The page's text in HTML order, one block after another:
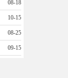
08-18
10-15
08-25
09-15